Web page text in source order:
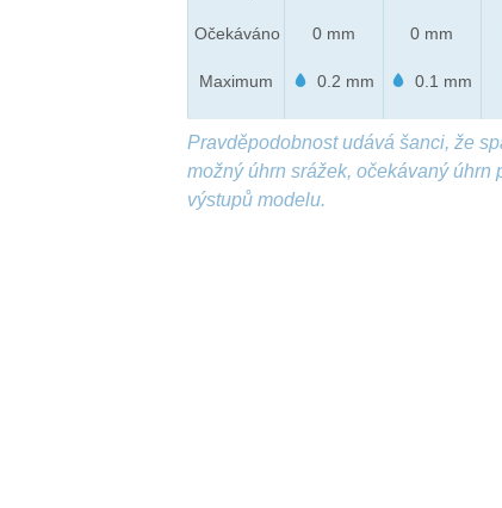
Očekáváno
Maximum
0 mm
0.2 mm
0 mm
0.1 mm
Pravděpodobnost udává šanci, že
možný úhrn srážek, očekávaný
výstupů modelu.